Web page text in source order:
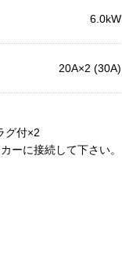
6.0kW
20A×2 (30A)
付×2
ーに接続して下さい。